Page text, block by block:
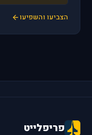
הצביעו והשפיעו
פריפלייט